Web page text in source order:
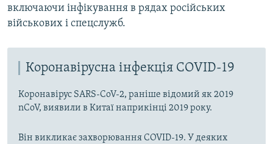
включаючи інфікування в рядах російських
військових і спецслужб.
Коронавірусна інфекція COVID-19
Коронавірус SARS-CoV-2, раніше відомий як 2019
nCoV, виявили в Китаї наприкінці 2019 року.
Він викликає захворювання COVID-19. У деяких